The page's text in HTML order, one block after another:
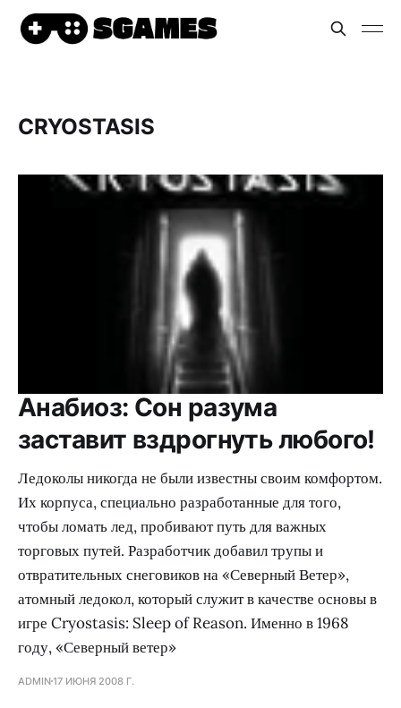
CRYOSTASIS
Анабиоз: Сон разума
заставит вздрогнуть любого!
Ледоколы никогда не были известны своим комфортом.
Их корпуса, специально разработанные для того,
чтобы ломать лед, пробивают путь для важных
торговых путей. Разработчик добавил трупы и
отвратительных снеговиков на «Северный Ветер»,
атомный ледокол, который служит в качестве основы в
игре Cryostasis: Sleep of Reason. Именно в 1968
году, «Северный ветер»
ADMIN17 ИЮНЯ 2008 Г.